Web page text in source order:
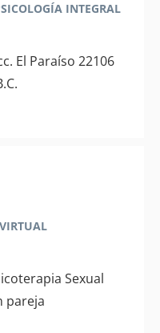
INTEGRAL
El Paraíso 22106
Sexual
pareja